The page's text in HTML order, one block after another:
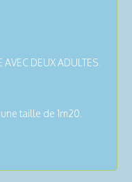
DEUX ADULTES.
taille de 1m20.